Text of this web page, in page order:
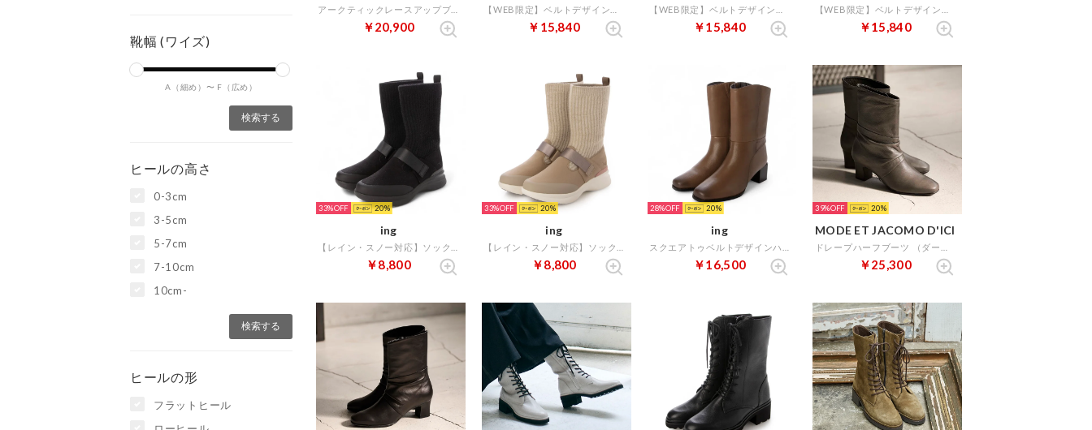
靴幅 (ワイズ)
A（細め）〜 F（広め）
ヒールの高さ
0-3cm
3-5cm
5-7cm
7-10cm
10cm-
ヒールの形
フラットヒール
￥20,900 ￥15,840 ￥15,840 ￥15,840
33% 20
ing
￥8,800
33% 20
ing
￥8,800
28% 20
ing
￥16,500
39% 20
MODE ET JACOMO D'ICI
￥25,300